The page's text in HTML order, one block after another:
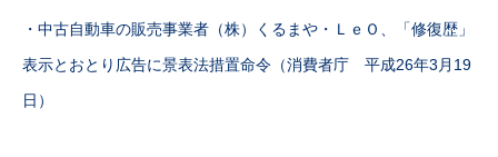
・中古自動車の販売事業者（株）くるまや・ＬｅＯ、「修復歴」
表示とおとり広告に景表法措置命令（消費者庁 平成26年3月19
日）